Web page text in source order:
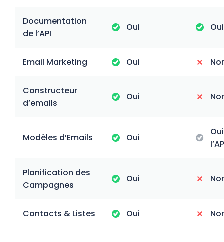
Documentation
de l’API
Oui Oui
Email Marketing Oui
Constructeur
d’emails
Oui
Modèles d’Emails Oui
Planification des
Campagnes
Oui
Contacts & Listes Oui